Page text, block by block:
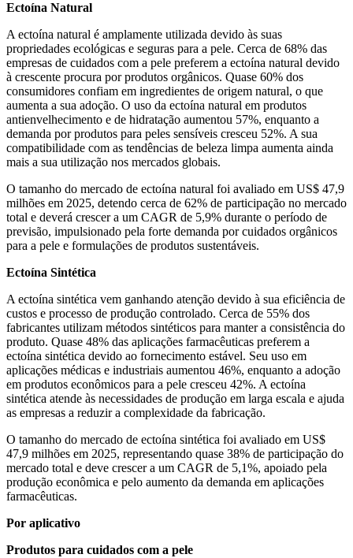
Ectoína Natural
A ectoína natural é amplamente utilizada devido às suas
propriedades ecológicas e seguras para a pele. Cerca de 68% das
empresas de cuidados com a pele preferem a ectoína natural devido
à crescente procura por produtos orgânicos. Quase 60% dos
consumidores confiam em ingredientes de origem natural, o que
aumenta a sua adoção. O uso da ectoína natural em produtos
antienvelhecimento e de hidratação aumentou 57%, enquanto a
demanda por produtos para peles sensíveis cresceu 52%. A sua
compatibilidade com as tendências de beleza limpa aumenta ainda
mais a sua utilização nos mercados globais.
O tamanho do mercado de ectoína natural foi avaliado em US$ 47,9
milhões em 2025, detendo cerca de 62% de participação no mercado
total e deverá crescer a um CAGR de 5,9% durante o período de
previsão, impulsionado pela forte demanda por cuidados orgânicos
para a pele e formulações de produtos sustentáveis.
Ectoína Sintética
A ectoína sintética vem ganhando atenção devido à sua eficiência de
custos e processo de produção controlado. Cerca de 55% dos
fabricantes utilizam métodos sintéticos para manter a consistência do
produto. Quase 48% das aplicações farmacêuticas preferem a
ectoína sintética devido ao fornecimento estável. Seu uso em
aplicações médicas e industriais aumentou 46%, enquanto a adoção
em produtos econômicos para a pele cresceu 42%. A ectoína
sintética atende às necessidades de produção em larga escala e ajuda
as empresas a reduzir a complexidade da fabricação.
O tamanho do mercado de ectoína sintética foi avaliado em US$
47,9 milhões em 2025, representando quase 38% de participação do
mercado total e deve crescer a um CAGR de 5,1%, apoiado pela
produção econômica e pelo aumento da demanda em aplicações
farmacêuticas.
Por aplicativo
Produtos para cuidados com a pele